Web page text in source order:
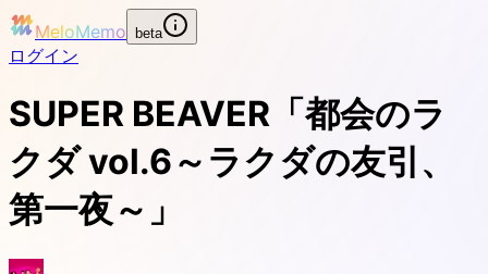
MeloMemo beta
ログイン
SUPER BEAVER「都会のラ
クダ vol.6～ラクダの友引、
第一夜～」